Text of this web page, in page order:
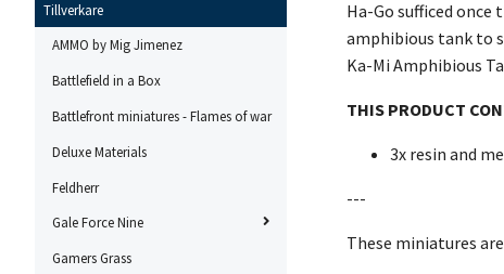
Tillverkare
AMMO by Mig Jimenez
Battlefield in a Box
Battlefront miniatures - Flames of war
Deluxe Materials
Feldherr
Gale Force Nine
Gamers Grass
Ha-Go sufficed
amphibious tank to
Ka-Mi Amphibious
THIS PRODUCT
3x resin and
---
These miniatures